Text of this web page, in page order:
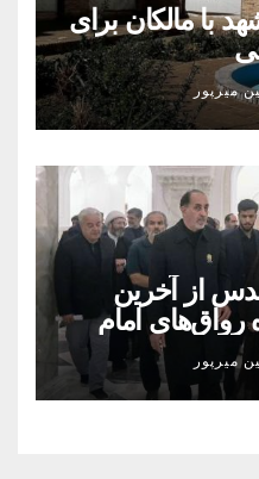
با مالکان برای
میرپور
از آخرین
امام
میرپور